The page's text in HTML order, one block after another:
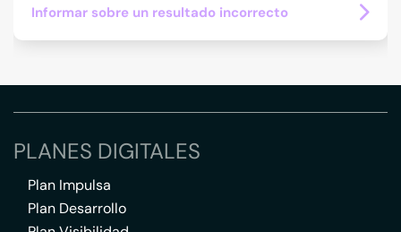
Informar sobre un resultado incorrecto
PLANES DIGITALES
Plan Impulsa
Plan Desarrollo